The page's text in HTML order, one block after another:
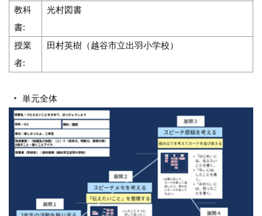
教科
書:
光村図書
授業
者:
田村英樹（越谷市立出羽小学校）
単元全体